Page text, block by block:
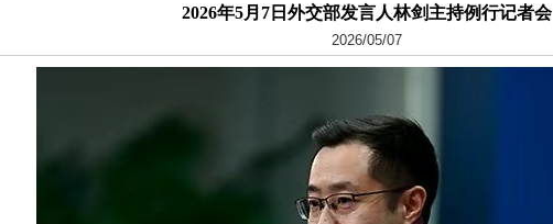
2026年5月7日外交部发言人林剑主持例行记者会
2026/05/07